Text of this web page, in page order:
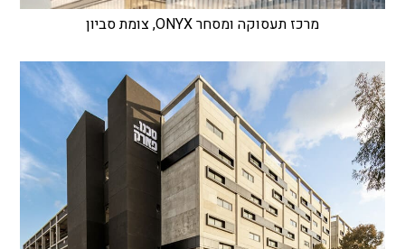
מרכז תעסוקה ומסחר ONYX, צומת סביון